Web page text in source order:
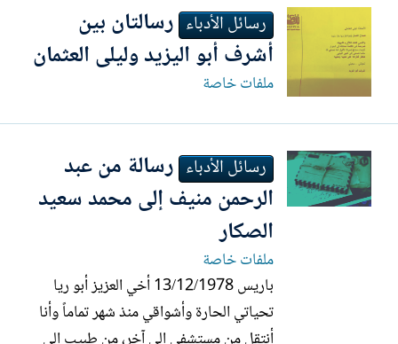
وحتى عهد قريب، أعيش قلقاً بالغاً على
مستقبل القصة القصيرة في عالمنا العربي،
متخوفاً من...
رسائل الأدباء رسالتان بين
أشرف أبو اليزيد وليلى العثمان
ملفات خاصة
رسائل الأدباء رسالة من عبد
الرحمن منيف إلى محمد سعيد
الصكار
ملفات خاصة
باريس 13/12/1978 أخي العزيز أبو ريا
تحياتي الحارة وأشواقي منذ شهر تماماً وأنا